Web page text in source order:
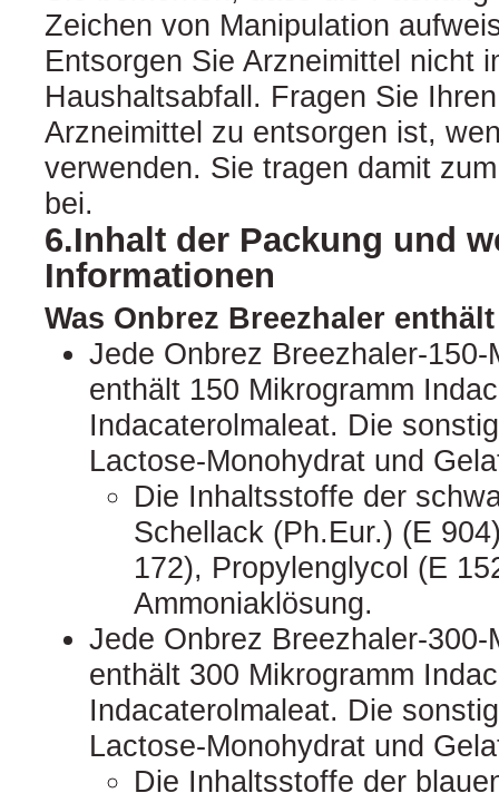
Zeichen von Manipulation
Entsorgen Sie Arzneimittel nicht
Haushaltsabfall. Fragen Sie
Arzneimittel zu entsorgen ist,
verwenden. Sie tragen damit
bei.
6.Inhalt der Packung und
Informationen
Was Onbrez Breezhaler enthält
Jede Onbrez
enthält 150 Mikrogramm
Indacaterolmaleat. Die
Lactose-Monohydrat und
Die Inhaltsstoffe der
Schellack (Ph.Eur.) (E
172), Propylenglycol (E
Ammoniaklösung.
Jede Onbrez
enthält 300 Mikrogramm
Indacaterolmaleat. Die
Lactose-Monohydrat und
Die Inhaltsstoffe der